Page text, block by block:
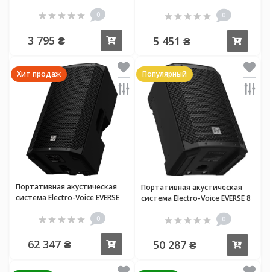
0
3 795 ₴
0
5 451 ₴
Хит продаж
Портативная акустическая
система Electro-Voice EVERSE
0
62 347 ₴
Популярный
Портативная акустическая
система Electro-Voice EVERSE 8
0
50 287 ₴